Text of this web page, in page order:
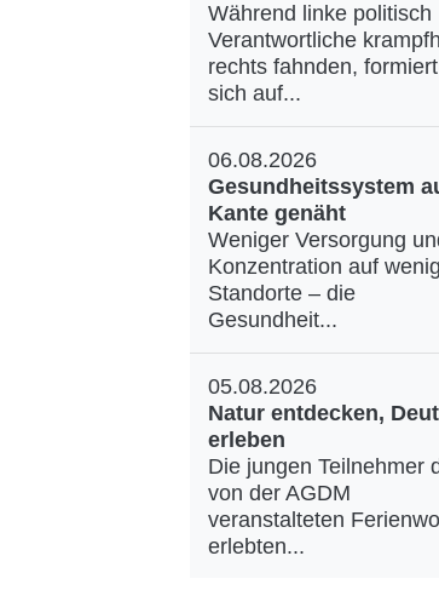
Während linke politisch
Verantwortliche
rechts fahnden, formiert
sich auf...
06.08.2026
Gesundheitssystem
Kante genäht
Weniger Versorgung
Konzentration auf
Standorte – die
Gesundheit...
05.08.2026
Natur entdecken,
erleben
Die jungen Teilnehmer
von der AGDM
veranstalteten
erlebten...